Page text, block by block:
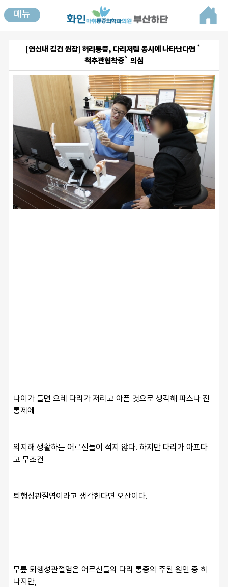
메뉴
[연신내 김건 원장] 허리통증, 다리저림 동시에 나타난다면 `
척추관협착증` 의심
나이가 들면 으레 다리가 저리고 아픈 것으로 생각해 파스나 진
통제에
의지해 생활하는 어르신들이 적지 않다. 하지만 다리가 아프다
고 무조건
퇴행성관절염이라고 생각한다면 오산이다.
무릎 퇴행성관절염은 어르신들의 다리 통증의 주된 원인 중 하
나지만,